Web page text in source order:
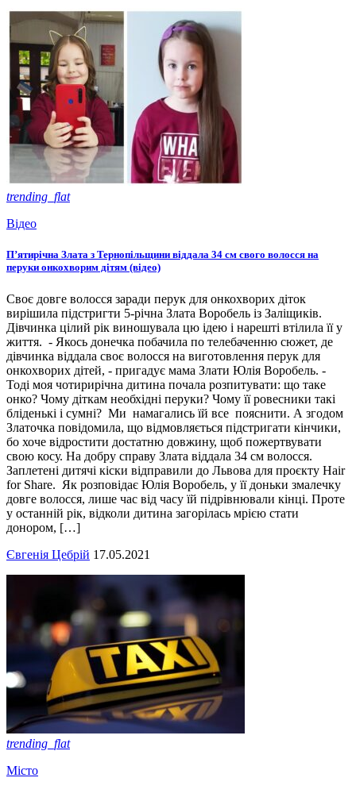
trending_flat
Відео
П’ятирічна Злата з Тернопільщини віддала 34 см свого волосся на
перуки онкохворим дітям (відео)
Своє довге волосся заради перук для онкохворих діток
вирішила підстригти 5-річна Злата Воробель із Заліщиків.
Дівчинка цілий рік виношувала цю ідею і нарешті втілила її у
життя. - Якось донечка побачила по телебаченню сюжет, де
дівчинка віддала своє волосся на виготовлення перук для
онкохворих дітей, - пригадує мама Злати Юлія Воробель. -
Тоді моя чотирирічна дитина почала розпитувати: що таке
онко? Чому діткам необхідні перуки? Чому її ровесники такі
бліденькі і сумні? Ми намагались їй все пояснити. А згодом
Златочка повідомила, що відмовляється підстригати кінчики,
бо хоче відростити достатню довжину, щоб пожертвувати
свою косу. На добру справу Злата віддала 34 см волосся.
Заплетені дитячі кіски відправили до Львова для проєкту Hair
for Share. Як розповідає Юлія Воробель, у її доньки змалечку
довге волосся, лише час від часу їй підрівнювали кінці. Проте
у останній рік, відколи дитина загорілась мрією стати
донором, […]
Євгенія Цебрій 17.05.2021
trending_flat
Місто